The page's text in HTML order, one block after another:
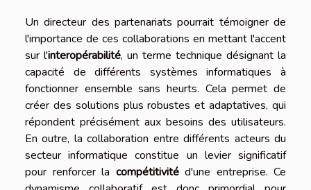
Un directeur des partenariats pourrait témoigner de
l'importance de ces collaborations en mettant l'accent
sur l'interopérabilité, un terme technique désignant la
capacité de différents systèmes informatiques à
fonctionner ensemble sans heurts. Cela permet de
créer des solutions plus robustes et adaptatives, qui
répondent précisément aux besoins des utilisateurs.
En outre, la collaboration entre différents acteurs du
secteur informatique constitue un levier significatif
pour renforcer la compétitivitéd'une entreprise. Ce